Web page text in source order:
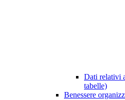
Dati relativi
tabelle)
Benessere